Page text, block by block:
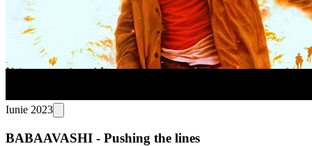
Iunie 2023
BABAAVASHI - Pushing the lines